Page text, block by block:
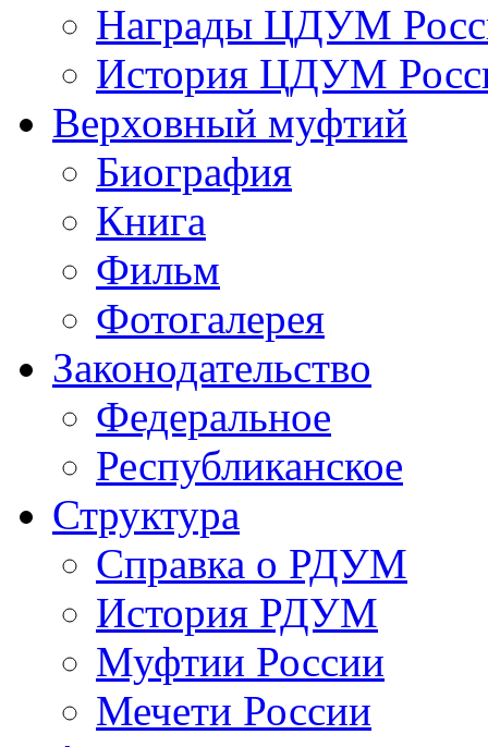
Награды ЦДУМ
История ЦДУМ
Верховный муфтий
Биография
Книга
Фильм
Фотогалерея
Законодательство
Федеральное
Республиканское
Структура
Справка о РДУМ
История РДУМ
Муфтии России
Мечети России